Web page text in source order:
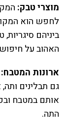
מוצרי טבק:
לחפש הוא
ביניהם
האהוב על
ארונות המטבח:
גם תבלינים
אותם במטבח
התה.